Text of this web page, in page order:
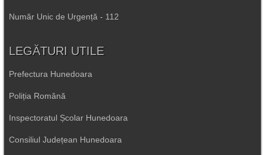
Număr Unic de Urgență - 112
LEGĂTURI UTILE
Prefectura Hunedoara
Poliția Română
Inspectoratul Școlar Hunedoara
Consiliul Județean Hunedoara